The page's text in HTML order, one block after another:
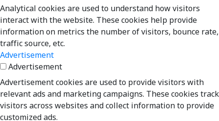
Analytical cookies are used to understand how visitors
interact with the website. These cookies help provide
information on metrics the number of visitors, bounce rate,
traffic source, etc.
Advertisement
Advertisement
Advertisement cookies are used to provide visitors with
relevant ads and marketing campaigns. These cookies track
visitors across websites and collect information to provide
customized ads.